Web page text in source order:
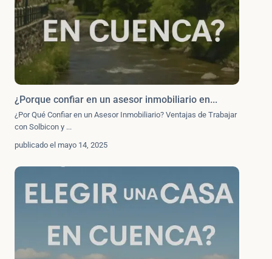
¿Porque confiar en un asesor inmobiliario en...
¿Por Qué Confiar en un Asesor Inmobiliario? Ventajas de Trabajar
con Solbicon y ...
publicado el mayo 14, 2025